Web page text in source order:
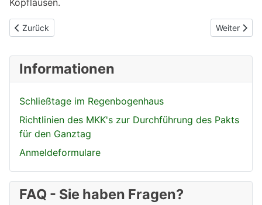
Informationen
Schließtage im Regenbogenhaus
Richtlinien des MKK's zur Durchführung des Pakts
für den Ganztag
Anmeldeformulare
FAQ - Sie haben Fragen?
Kopfläusen.
Vorheriger Beitrag: Inkubationszeit
Zurück Nächster
Weiter